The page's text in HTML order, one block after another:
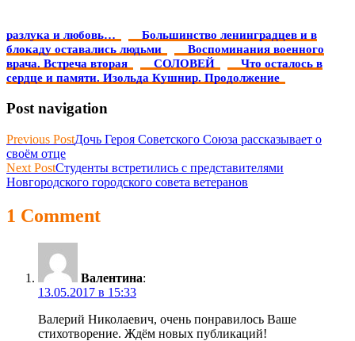
разлука и любовь…
Большинство ленинградцев и в
блокаду оставались людьми
Воспоминания военного
врача. Встреча вторая
СОЛОВЕЙ
Что осталось в
сердце и памяти. Изольда Кушнир. Продолжение
Post navigation
Previous PostДочь Героя Советского Союза рассказывает о
своём отце
Next PostСтуденты встретились с представителями
Новгородского городского совета ветеранов
1 Comment
Валентина:
13.05.2017 в 15:33
Валерий Николаевич, очень понравилось Ваше
стихотворение. Ждём новых публикаций!